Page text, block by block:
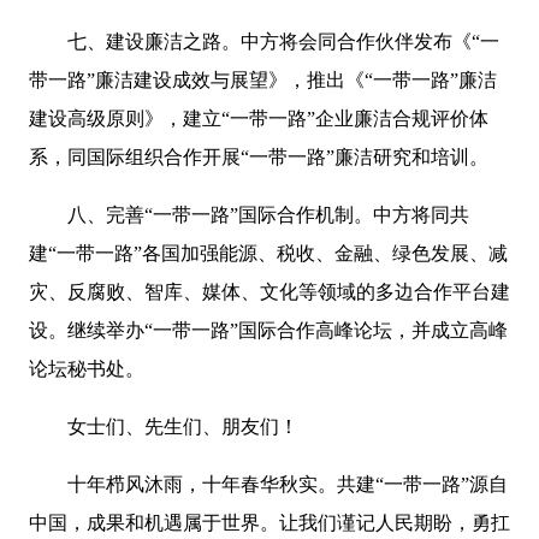
七、建设廉洁之路。中方将会同合作伙伴发布《“一
带一路”廉洁建设成效与展望》，推出《“一带一路”廉洁
建设高级原则》，建立“一带一路”企业廉洁合规评价体
系，同国际组织合作开展“一带一路”廉洁研究和培训。
八、完善“一带一路”国际合作机制。中方将同共
建“一带一路”各国加强能源、税收、金融、绿色发展、减
灾、反腐败、智库、媒体、文化等领域的多边合作平台建
设。继续举办“一带一路”国际合作高峰论坛，并成立高峰
论坛秘书处。
女士们、先生们、朋友们！
十年栉风沐雨，十年春华秋实。共建“一带一路”源自
中国，成果和机遇属于世界。让我们谨记人民期盼，勇扛